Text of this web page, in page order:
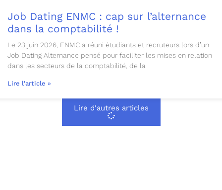
Job Dating ENMC : cap sur l’alternance
dans la comptabilité !
Le 23 juin 2026, ENMC a réuni étudiants et recruteurs lors d’un
Job Dating Alternance pensé pour faciliter les mises en relation
dans les secteurs de la comptabilité, de la
Lire l'article »
Lire d'autres articles